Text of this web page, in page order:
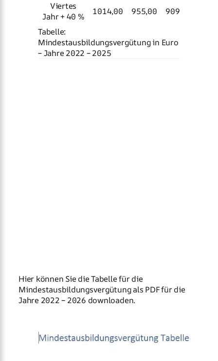
Viertes
Jahr + 40 %
1014,00 955,00 909,00
Tabelle:
Mindestausbildungsvergütung in Euro
– Jahre 2022 – 2025
Hier können Sie die Tabelle für die
Mindestausbildungsvergütung als PDF für die
Jahre 2022 – 2026 downloaden.